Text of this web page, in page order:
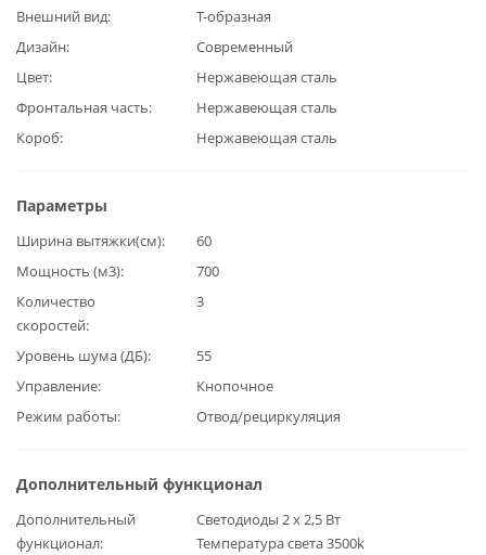
Внешний вид
Т-образная
Дизайн
Современный
Цвет
Нержавеющая сталь
Фронтальная часть
Нержавеющая сталь
Короб
Нержавеющая сталь
Параметры
Ширина вытяжки(см)
60
Мощность (м3)
700
Количество
скоростей
3
Уровень шума (ДБ)
55
Управление
Кнопочное
Режим работы
Отвод/рециркуляция
Дополнительный функционал
Дополнительный
функционал
Светодиоды 2 x 2,5 Вт
Температура света 3500k